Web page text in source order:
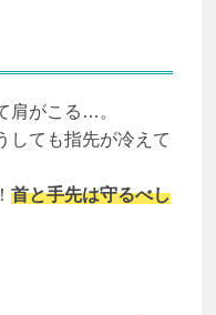
肩がこる…。
しても指先が冷えて
首と手先は守るべし